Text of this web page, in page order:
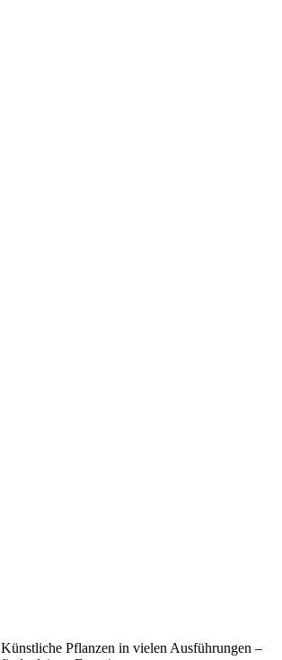
Künstliche Pflanzen in vielen Ausführungen –